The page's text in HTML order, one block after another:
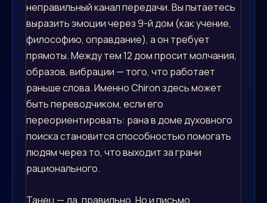
неправильный канал передачи. Вы пытаетесь
выразить эмоции через 9-й дом (как учение,
философию, оправдание), а он требует
прямоты. Между тем 12 дом просит молчания,
образов, вибрации — того, что работает
раньше слова. Именно Chiron здесь может
быть переводчиком, если его
переориентировать: рана в доме духовного
поиска становится способностью помогать
людям через то, что выходит за грани
рационального.
Танец — да, правильно. Но и письмо,